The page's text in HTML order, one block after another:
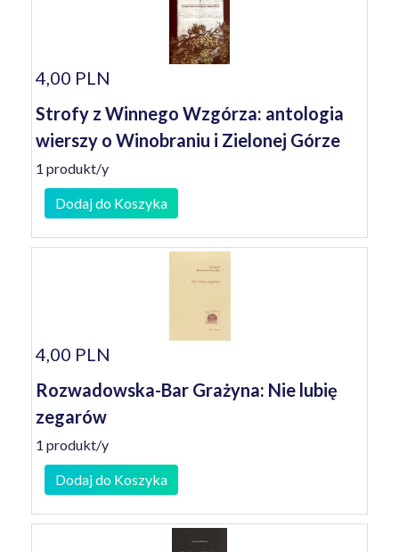
4,00 PLN
Strofy z Winnego Wzgórza: antologia
wierszy o Winobraniu i Zielonej Górze
1 produkt/y
Dodaj do Koszyka
4,00 PLN
Rozwadowska-Bar Grażyna: Nie lubię
zegarów
1 produkt/y
Dodaj do Koszyka